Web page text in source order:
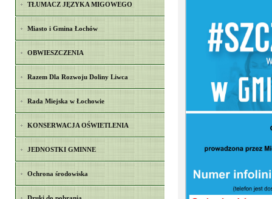
TŁUMACZ JĘZYKA MIGOWEGO
Miasto i Gmina Łochów
OBWIESZCZENIA
Razem Dla Rozwoju Doliny Liwca
Rada Miejska w Łochowie
KONSERWACJA OŚWIETLENIA
JEDNOSTKI GMINNE
Ochrona środowiska